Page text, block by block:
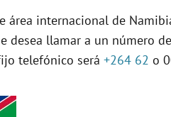
área internacional de
desea llamar a un número
telefónico será +264 62 o